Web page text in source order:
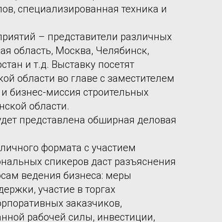
специализированная техника и
– представители различных
область, Москва, Челябинск,
и т.д. Выставку посетят
области во главе с заместителем
бизнес-миссия строительных
области.
представлена обширная деловая
формата с участием
спикеров даст разъяснения
ведения бизнеса: меры
участие в торгах
заказчиков,
рабочей силы, инвестиции,